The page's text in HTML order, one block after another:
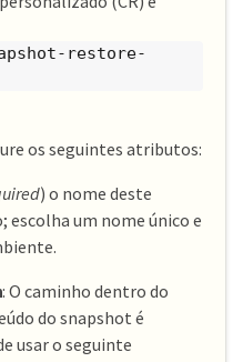
restore-
os seguintes atributos:
) o nome deste
escolha um nome único e
: O caminho dentro do
do snapshot é
usar o seguinte